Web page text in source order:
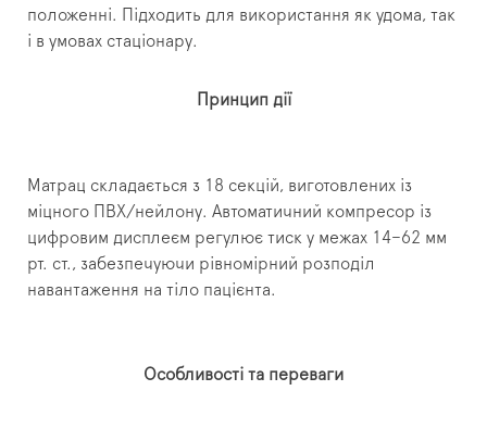
положенні. Підходить для використання як удома, так
і в умовах стаціонару.
Принцип дії
Матрац складається з 18 секцій, виготовлених із
міцного ПВХ/нейлону. Автоматичний компресор із
цифровим дисплеєм регулює тиск у межах 14–62 мм
рт. ст., забезпечуючи рівномірний розподіл
навантаження на тіло пацієнта.
Особливості та переваги